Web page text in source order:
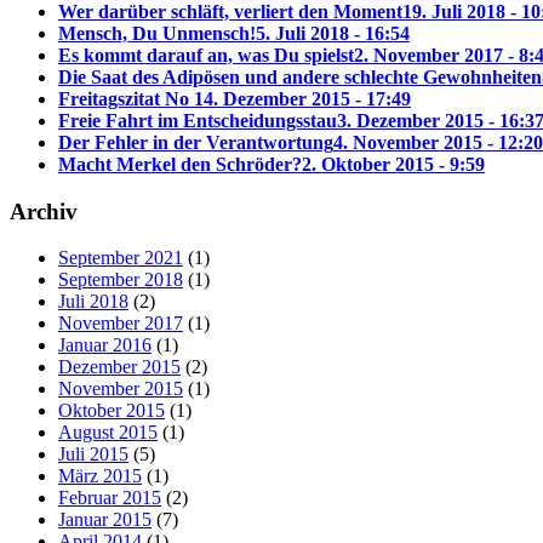
Wer darüber schläft, verliert den Moment19. Juli 2018 -
Mensch, Du Unmensch!5. Juli 2018 - 16:54
Es kommt darauf an, was Du spielst2. November 2017 -
Die Saat des Adipösen und andere schlechte Gewohnheiten
Freitagszitat No 14. Dezember 2015 - 17:49
Freie Fahrt im Entscheidungsstau3. Dezember 2015 - 16:37
Der Fehler in der Verantwortung4. November 2015 - 12:20
Macht Merkel den Schröder?2. Oktober 2015 - 9:59
Archiv
September 2021 (1)
September 2018 (1)
Juli 2018 (2)
November 2017 (1)
Januar 2016 (1)
Dezember 2015 (2)
November 2015 (1)
Oktober 2015 (1)
August 2015 (1)
Juli 2015 (5)
März 2015 (1)
Februar 2015 (2)
Januar 2015 (7)